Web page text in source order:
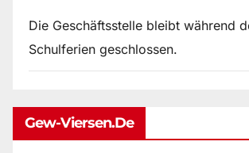
Die Geschäftsstelle bleibt während
Schulferien geschlossen.
Gew-Viersen.de